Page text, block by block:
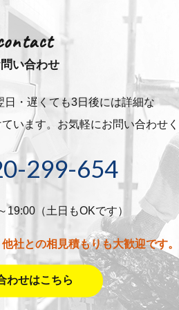
い合わせ
日・遅くても3日後には詳細な
います。お気軽にお問い合わせ
299-654
19:00（土日もOKです）
社との相見積もりも大歓迎です。
わせはこちら